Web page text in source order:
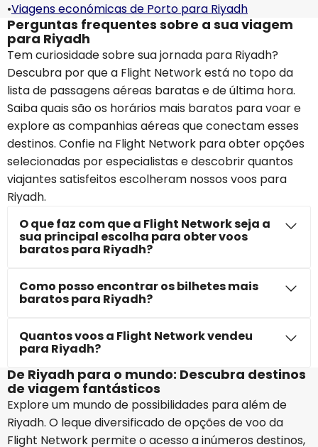
•Viagens económicas de Porto para Riyadh
Perguntas frequentes sobre a sua viagem
para Riyadh
Tem curiosidade sobre sua jornada para Riyadh?
Descubra por que a Flight Network está no topo da
lista de passagens aéreas baratas e de última hora.
Saiba quais são os horários mais baratos para voar e
explore as companhias aéreas que conectam esses
destinos. Confie na Flight Network para obter opções
selecionadas por especialistas e descobrir quantos
viajantes satisfeitos escolheram nossos voos para
Riyadh.
O que faz com que a Flight Network seja a
sua principal escolha para obter voos
baratos para Riyadh?
Como posso encontrar os bilhetes mais
baratos para Riyadh?
Quantos voos a Flight Network vendeu
para Riyadh?
De Riyadh para o mundo: Descubra destinos
de viagem fantásticos
Explore um mundo de possibilidades para além de
Riyadh. O leque diversificado de opções de voo da
Flight Network permite o acesso a inúmeros destinos,